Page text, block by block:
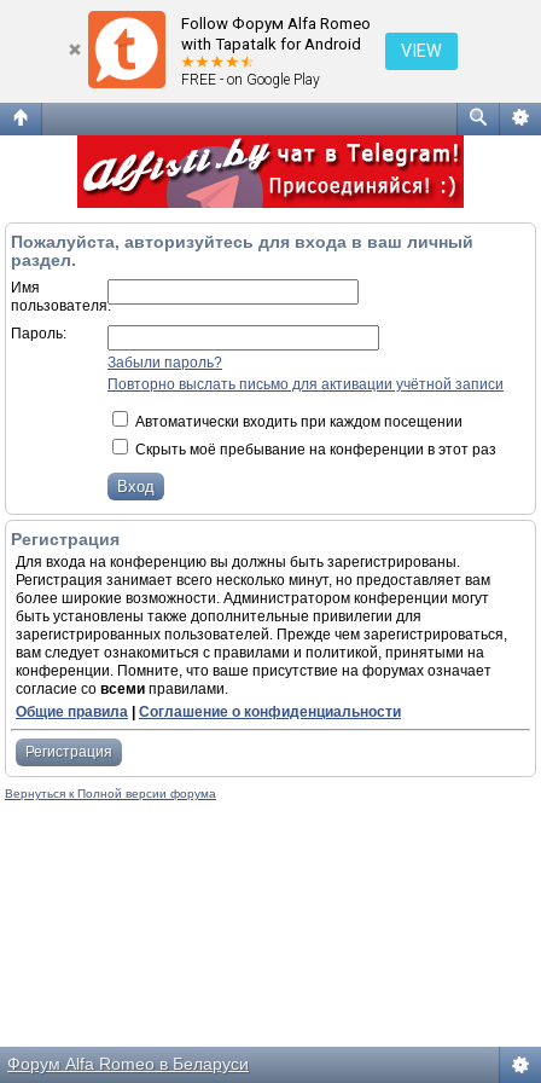
Follow Форум Alfa Romeo
with Tapatalk for Android
FREE - on Google Play
VIEW
Пожалуйста, авторизуйтесь для входа в ваш личный
раздел.
Имя
пользователя:
Пароль:
Забыли пароль?
Повторно выслать письмо для активации учётной записи
Автоматически входить при каждом посещении
Скрыть моё пребывание на конференции в этот раз
Регистрация
Для входа на конференцию вы должны быть зарегистрированы.
Регистрация занимает всего несколько минут, но предоставляет вам
более широкие возможности. Администратором конференции могут
быть установлены также дополнительные привилегии для
зарегистрированных пользователей. Прежде чем зарегистрироваться,
вам следует ознакомиться с правилами и политикой, принятыми на
конференции. Помните, что ваше присутствие на форумах означает
согласие со всеми правилами.
Общие правила
Соглашение о конфиденциальности
Регистрация
Вернуться к Полной версии форума
Форум Alfa Romeo в Беларуси